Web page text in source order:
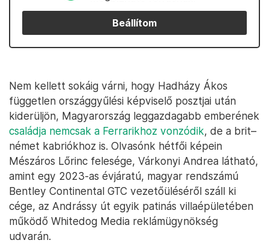
Beállítom
Nem kellett sokáig várni, hogy Hadházy Ákos
független országgyűlési képviselő posztjai után
kiderüljön, Magyarország leggazdagabb emberének
családja nemcsak a Ferrarikhoz vonzódik, de a brit–
német kabriókhoz is. Olvasónk hétfői képein
Mészáros Lőrinc felesége, Várkonyi Andrea látható,
amint egy 2023-as évjáratú, magyar rendszámú
Bentley Continental GTC vezetőüléséről száll ki
cége, az Andrássy út egyik patinás villaépületében
működő Whitedog Media reklámügynökség
udvarán.